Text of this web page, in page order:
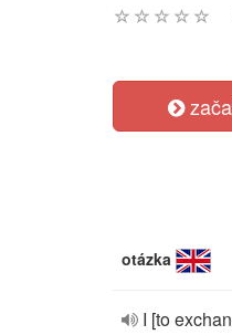
otázka
I [to